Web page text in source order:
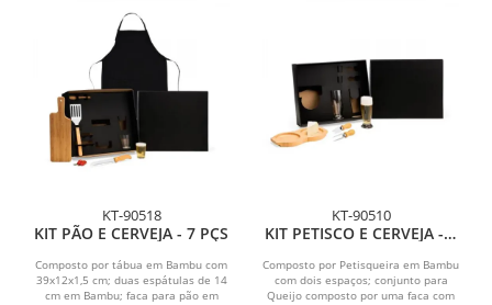
KT-90518
KIT PÃO E CERVEJA - 7 PÇS
Composto por tábua em Bambu com
39x12x1,5 cm; duas espátulas de 14
cm em Bambu; faca para pão em
KT-90510
KIT PETISCO E CERVEJA - 5
Composto por Petisqueira em Bambu
com dois espaços; conjunto para
Queijo composto por uma faca com